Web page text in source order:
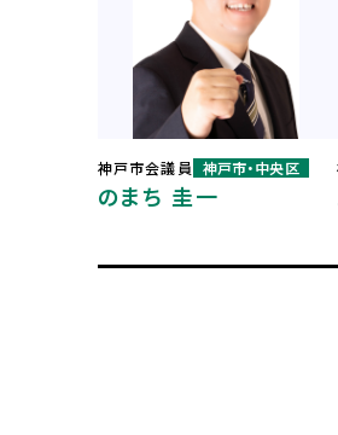
神戸市会議員 神戸市・中央区
のまち 圭一